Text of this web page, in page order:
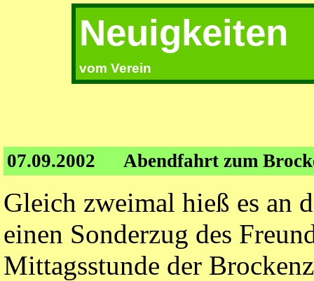
Neuigkeiten
vom Verein
07.09.2002 Abendfahrt zum
Gleich zweimal hieß es an
einen Sonderzug des
Mittagsstunde der